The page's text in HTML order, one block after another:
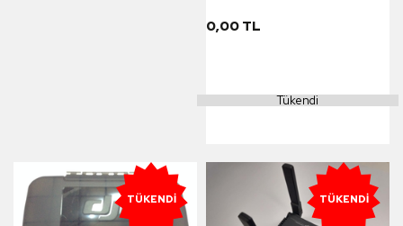
0,00 TL
Tükendi
TÜKENDI TÜKENDI